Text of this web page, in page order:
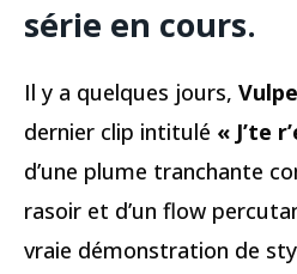
série en cours.
Il y a quelques jours, Vulpe
dernier clip intitulé « J’te
d’une plume tranchante
rasoir et d’un flow
vraie démonstration de